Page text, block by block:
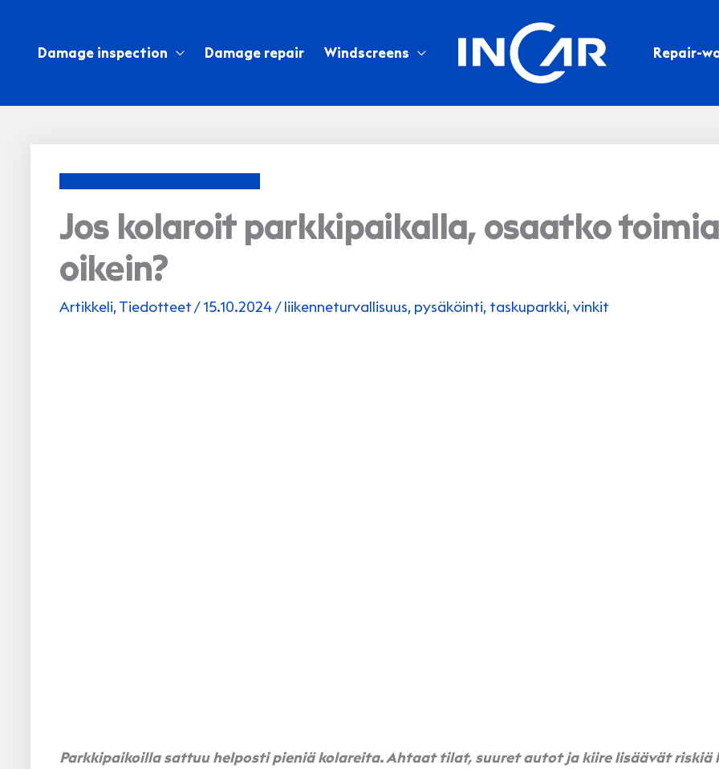
contentDamage inspection Damage repair Windscreens Repair-
Jos kolaroit parkkipaikalla, osaatko toimia
oikein?
Artikkeli,Tiedotteet/15.10.2024/liikenneturvallisuus, pysäköinti, taskuparkki,vinkit
Parkkipaikoilla sattuu helposti pieniä kolareita. Ahtaat tilat, suuret autot ja kiire lisäävät riskiä